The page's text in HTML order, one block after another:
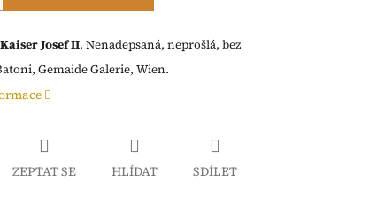
Kaiser Josef II. Nenadepsaná, neprošlá, bez
Gemaide Galerie, Wien.
ZEPTAT SE HLÍDAT SDÍLET